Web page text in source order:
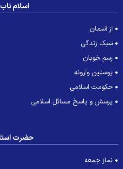
اسلام ناب
از آسمان
سبک زندگی
رسم خوبان
پوستین وارونه
حکومت اسلامی
پرسش و پاسخ مسائل اسلامی
حضرت استاد
نماز جمعه